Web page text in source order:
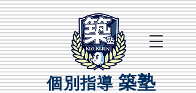
個別指導 築塾